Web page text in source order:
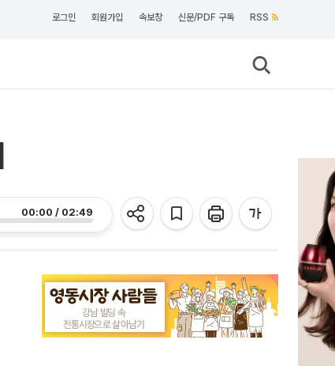
로그인 회원가입 속보창 신문/PDF 구독 RSS
00:00 / 02:49